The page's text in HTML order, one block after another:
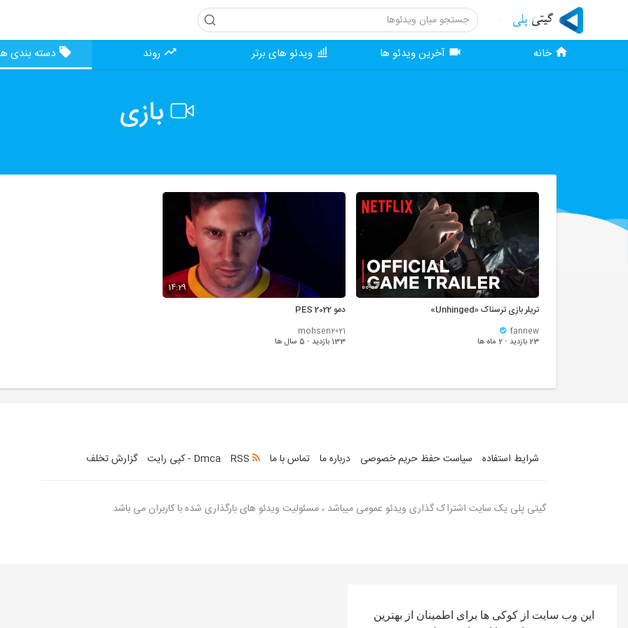
این وب سایت از کوکی ها برای اطمینان از بهترین
خانه آخرین ویدئو ها ویدئو های برتر روند دسته بندی
بازی
00:00
تریلر بازی ترسناک «Unhinged»
fannew
23 بازدید
· 2 ماه ها
14:29
دمو PES 2022
mohsen2021
133 بازدید
· 5 سال ها
شرایط استفاده سیاست حفظ حریم خصوصی درباره ما تماس با ما Dmca - کپی رایت گزارش تخلف
گیتی پلی یک سایت اشتراک گذاری ویدئو عمومی میباشد ، مسئولیت ویدئو های بارگذاری شده با کاربران می باشد